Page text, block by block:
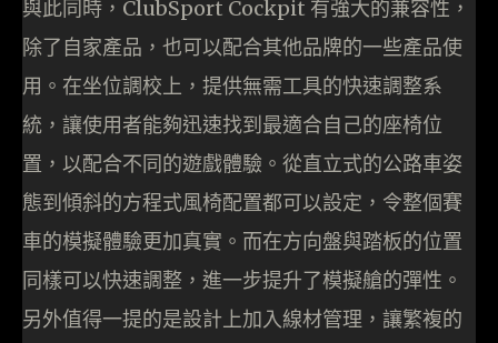
與此同時，ClubSport Cockpit 有強大的兼容性，
除了自家產品，也可以配合其他品牌的一些產品使
用。在坐位調校上，提供無需工具的快速調整系
統，讓使用者能夠迅速找到最適合自己的座椅位
置，以配合不同的遊戲體驗。從直立式的公路車姿
態到傾斜的方程式風椅配置都可以設定，令整個賽
車的模擬體驗更加真實。而在方向盤與踏板的位置
同樣可以快速調整，進一步提升了模擬艙的彈性。
另外值得一提的是設計上加入線材管理，讓繁複的